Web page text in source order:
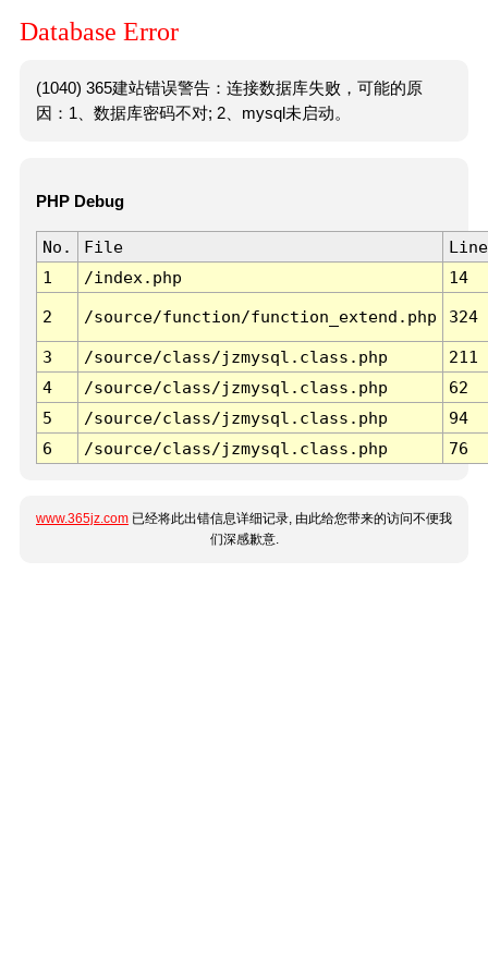
Database Error
(1040) 365建站错误警告：连接数据库失败，可能的原
因：1、数据库密码不对; 2、mysql未启动。
PHP Debug
No. File
Line
1
/index.php 14
2 /source/function/function_extend.php 324
3 /source/class/jzmysql.class.php
211
4
/source/class/jzmysql.class.php
62
5
/source/class/jzmysql.class.php
94
6
/source/class/jzmysql.class.php 76
www.365jz.com 已经将此出错信息详细记录, 由此给您带来的访问不便我
们深感歉意.